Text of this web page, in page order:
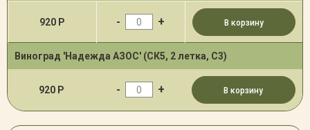
920 Р - + В корзину
Виноград 'Надежда АЗОС' (СК5, 2 летка, С3)
920 Р - + В корзину